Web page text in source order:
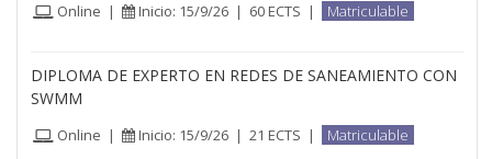
Online | Inicio: 15/9/26 | 60 ECTS | Matriculable
DIPLOMA DE EXPERTO EN REDES DE SANEAMIENTO CON
SWMM
Online | Inicio: 15/9/26 | 21 ECTS | Matriculable